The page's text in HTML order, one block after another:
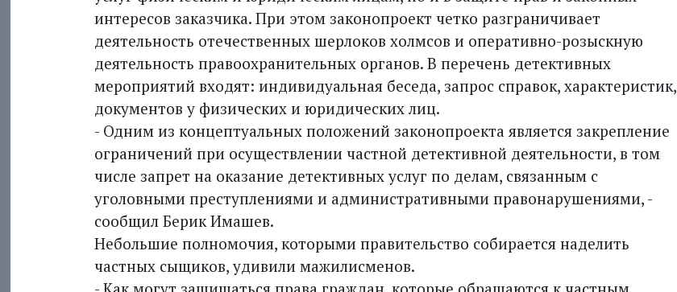
интересов заказчика. При этом законопроект четко разграничивает
деятельность отечественных шерлоков холмсов и оперативно-розыскную
деятельность правоохранительных органов. В перечень детективных
мероприятий входят: индивидуальная беседа, запрос справок, характеристик,
документов у физических и юридических лиц.
- Одним из концептуальных положений законопроекта является закрепление
ограничений при осуществлении частной детективной деятельности, в том
числе запрет на оказание детективных услуг по делам, связанным с
уголовными преступлениями и административными правонарушениями, -
сообщил Берик Имашев.
Небольшие полномочия, которыми правительство собирается наделить
частных сыщиков, удивили мажилисменов.